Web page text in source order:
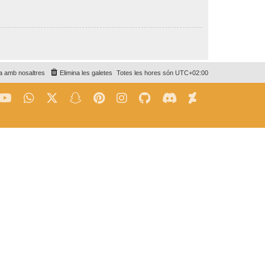
Totes les hores són UTC+02:00
Elimina les galetes
amb nosaltres